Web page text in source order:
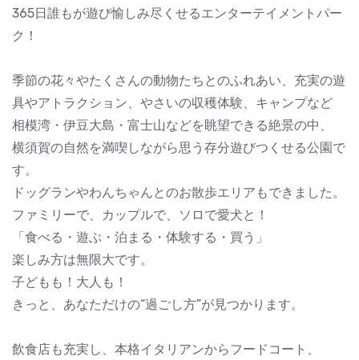
365日誰もが遊び愉しみ尽くせるエンターテイメントパー
ク！
季節の花々やたくさんの動物たちとのふれあい、充実の遊
具やアトラクション、やさいの収穫体験、キャンプなど
相模湾・伊豆大島・富士山などを眺望できる絶景の中、
横須賀の自然を満喫しながら思う存分遊びつくせる公園で
す。
ドッグランやわんちゃんとのお散歩エリアもできました。
ファミリーで、カップルで、ソロで愛犬と！
「食べる・遊ぶ・泊まる・体験する・買う」
楽しみ方は無限大です。
子どもも！大人も！
きっと、あなただけの“過ごし方”が見つかります。
飲食店も充実し、本格イタリアンからフードコート、